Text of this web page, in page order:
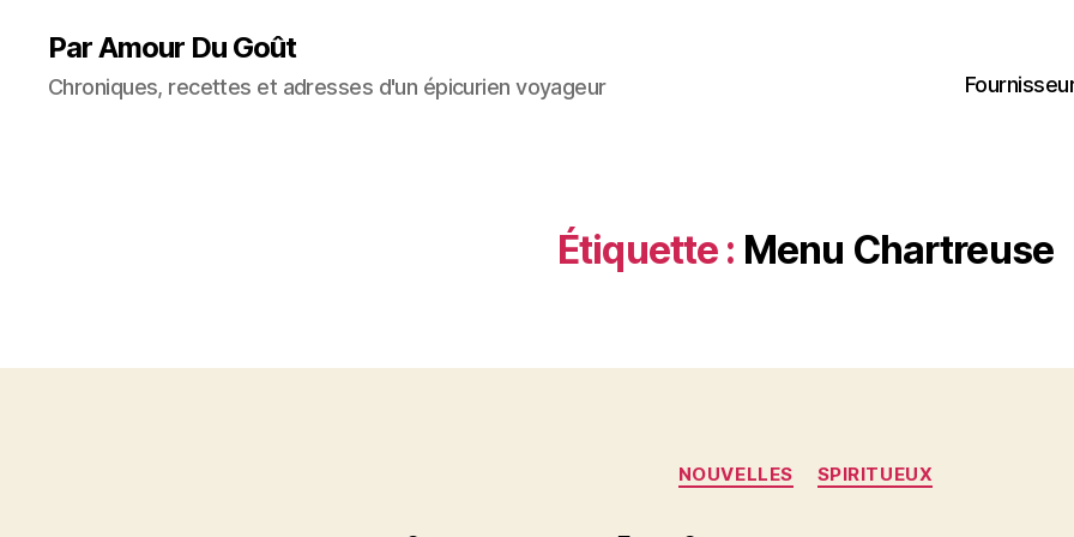
Par Amour Du Goût
Chroniques, recettes et adresses d'un épicurien voyageur
Étiquette : Menu Chartreuse
Catégories
NOUVELLES SPIRITUEUX